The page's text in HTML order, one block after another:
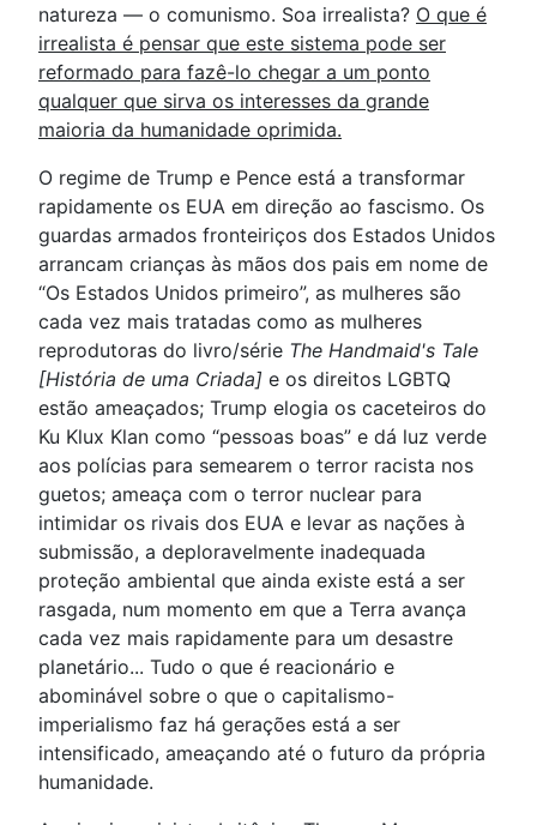
natureza — o comunismo. Soa irrealista? O que é
irrealista é pensar que este sistema pode ser
reformado para fazê-lo chegar a um ponto
qualquer que sirva os interesses da grande
maioria da humanidade oprimida.
O regime de Trump e Pence está a transformar
rapidamente os EUA em direção ao fascismo. Os
guardas armados fronteiriços dos Estados Unidos
arrancam crianças às mãos dos pais em nome de
“Os Estados Unidos primeiro”, as mulheres são
cada vez mais tratadas como as mulheres
reprodutoras do livro/série The Handmaid's Tale
[História de uma Criada] e os direitos LGBTQ
estão ameaçados; Trump elogia os caceteiros do
Ku Klux Klan como “pessoas boas” e dá luz verde
aos polícias para semearem o terror racista nos
guetos; ameaça com o terror nuclear para
intimidar os rivais dos EUA e levar as nações à
submissão, a deploravelmente inadequada
proteção ambiental que ainda existe está a ser
rasgada, num momento em que a Terra avança
cada vez mais rapidamente para um desastre
planetário... Tudo o que é reacionário e
abominável sobre o que o capitalismo-
imperialismo faz há gerações está a ser
intensificado, ameaçando até o futuro da própria
humanidade.